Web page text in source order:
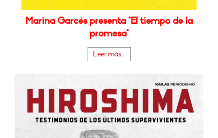
Marina Garcés presenta "El tiempo de la
promesa"
Leer más...